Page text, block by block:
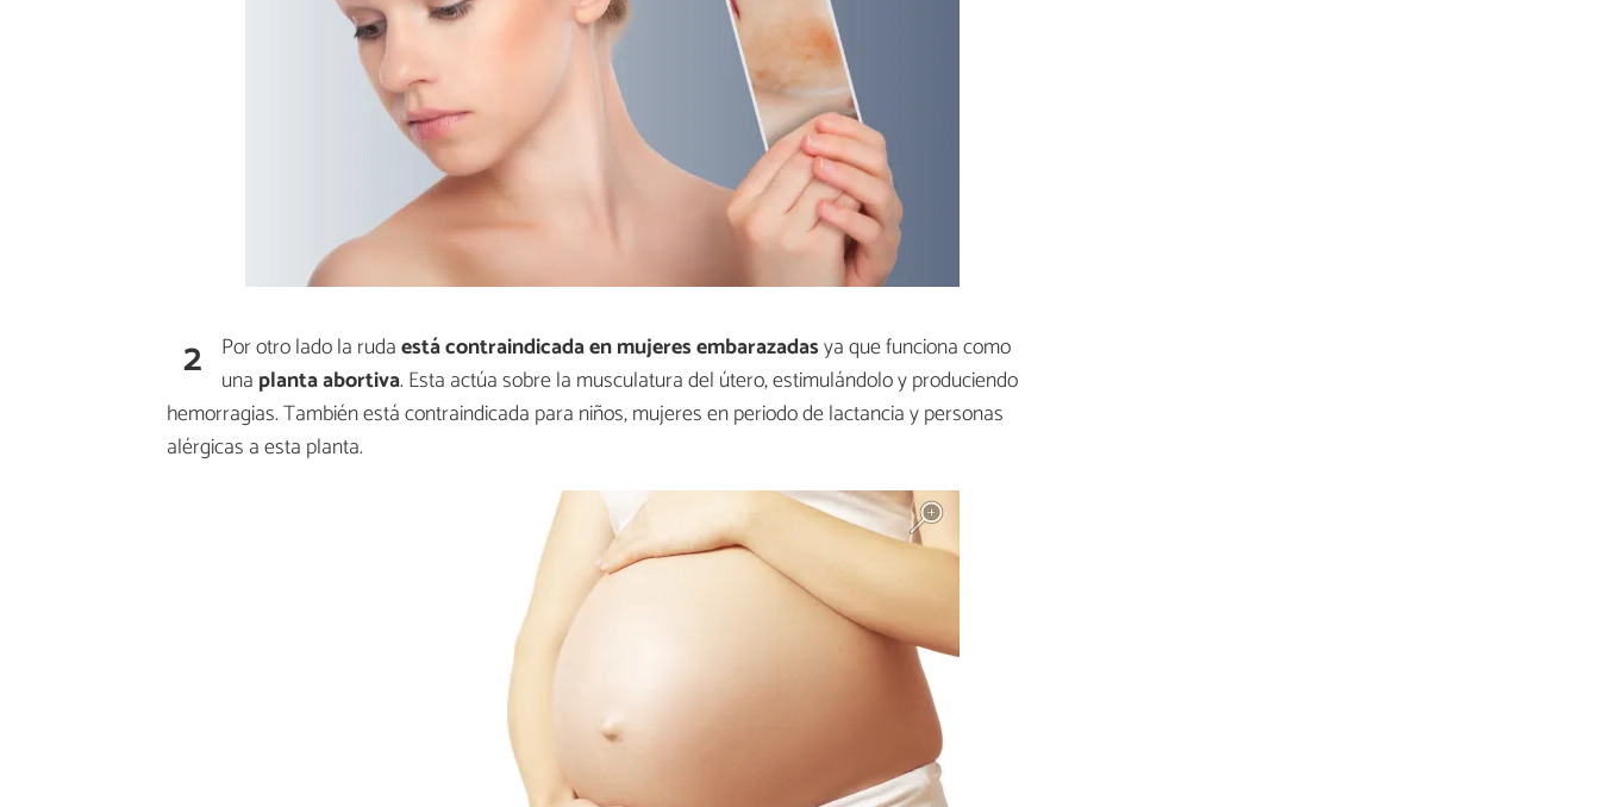
2 Por otro lado la rudaestá contraindicada en mujeres embarazadasya que funciona como
una planta abortiva. Esta actúa sobre la musculatura del útero, estimulándolo y produciendo
hemorragias. También está contraindicada para niños, mujeres en periodo de lactancia y personas
alérgicas a esta planta.